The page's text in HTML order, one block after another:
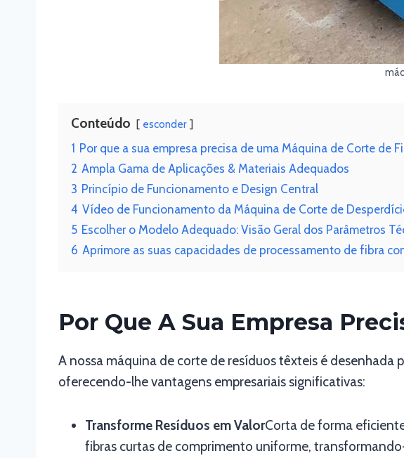
Conteúdo esconder
1 Por que a sua empresa precisa de uma Máquina de Corte de
2 Ampla Gama de Aplicações & Materiais Adequados
3 Princípio de Funcionamento e Design Central
4 Vídeo de Funcionamento da Máquina de Corte de
5 Escolher o Modelo Adequado: Visão Geral dos Parâmetros
6 Aprimore as suas capacidades de processamento de fibra
Por Que A Sua Empresa
A nossa máquina de corte de resíduos têxteis é desenhada
oferecendo-lhe vantagens empresariais significativas:
Transforme Resíduos em ValorCorta de forma
fibras curtas de comprimento uniforme,